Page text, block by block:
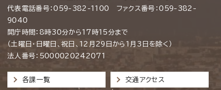
代表電話番号：059-382-1100 ファクス番号：059-382-
9040
開庁時間：8時30分から17時15分まで
（土曜日・日曜日、祝日、12月29日から1月3日を除く）
法人番号：5000020242071
各課一覧 交通アクセス